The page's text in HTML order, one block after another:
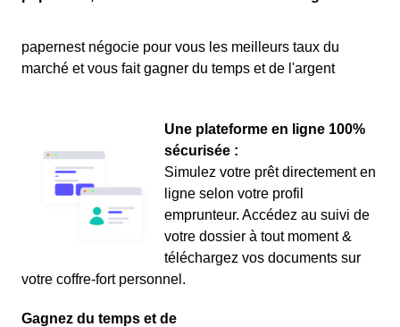
papernest négocie pour vous les meilleurs taux du
marché et vous fait gagner du temps et de l'argent
Une plateforme en ligne 100%
sécurisée :
Simulez votre prêt directement en
ligne selon votre profil
emprunteur. Accédez au suivi de
votre dossier à tout moment &
téléchargez vos documents sur
votre coffre-fort personnel.
Gagnez du temps et de